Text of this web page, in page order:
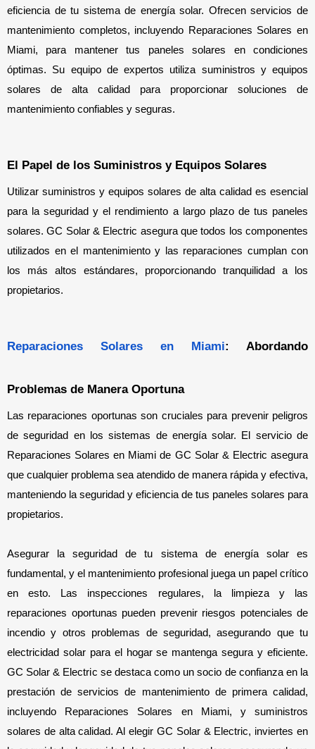
eficiencia de tu sistema de energía solar. Ofrecen servicios de
mantenimiento completos, incluyendo Reparaciones Solares en
Miami, para mantener tus paneles solares en condiciones
óptimas. Su equipo de expertos utiliza suministros y equipos
solares de alta calidad para proporcionar soluciones de
mantenimiento confiables y seguras.
El Papel de los Suministros y Equipos Solares
Utilizar suministros y equipos solares de alta calidad es esencial
para la seguridad y el rendimiento a largo plazo de tus paneles
solares. GC Solar & Electric asegura que todos los componentes
utilizados en el mantenimiento y las reparaciones cumplan con
los más altos estándares, proporcionando tranquilidad a los
propietarios.
Reparaciones Solares en Miami: Abordando
Problemas de Manera Oportuna
Las reparaciones oportunas son cruciales para prevenir peligros
de seguridad en los sistemas de energía solar. El servicio de
Reparaciones Solares en Miami de GC Solar & Electric asegura
que cualquier problema sea atendido de manera rápida y efectiva,
manteniendo la seguridad y eficiencia de tus paneles solares para
propietarios.
Asegurar la seguridad de tu sistema de energía solar es
fundamental, y el mantenimiento profesional juega un papel crítico
en esto. Las inspecciones regulares, la limpieza y las
reparaciones oportunas pueden prevenir riesgos potenciales de
incendio y otros problemas de seguridad, asegurando que tu
electricidad solar para el hogar se mantenga segura y eficiente.
GC Solar & Electric se destaca como un socio de confianza en la
prestación de servicios de mantenimiento de primera calidad,
incluyendo Reparaciones Solares en Miami, y suministros
solares de alta calidad. Al elegir GC Solar & Electric, inviertes en